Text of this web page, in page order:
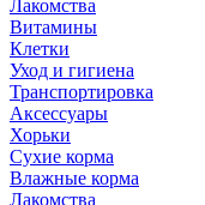
Лакомства
Витамины
Клетки
Уход и гигиена
Транспортировка
Аксессуары
Хорьки
Сухие корма
Влажные корма
Лакомства